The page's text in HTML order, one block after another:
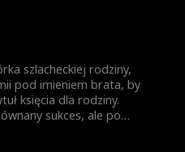
odrodziła się
Wtedy rozpoczęła swoją
szlacheckiej rodziny,
pod imieniem brata, by
księcia dla rodziny.
sukces, ale po